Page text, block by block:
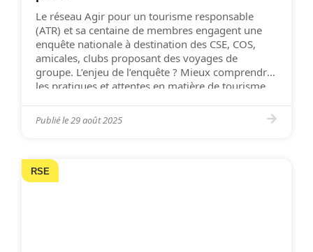
Le réseau Agir pour un tourisme responsable
(ATR) et sa centaine de membres engagent une
enquête nationale à destination des CSE, COS,
amicales, clubs proposant des voyages de
groupe. L’enjeu de l’enquête ? Mieux comprendre
les pratiques et attentes en matière de tourisme
initiatives déployées par les acteurs […]
Publié le29 août 2025
RSE